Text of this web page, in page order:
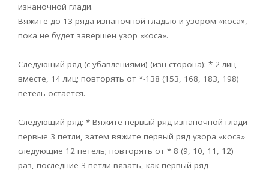
изнаночной глади.
Вяжите до 13 ряда изнаночной гладью и узором «коса»,
пока не будет завершен узор «коса».
Следующий ряд (с убавлениями) (изн сторона): * 2 лиц
вместе, 14 лиц; повторять от *-138 (153, 168, 183, 198)
петель остается.
Следующий ряд: * Вяжите первый ряд изнаночной глади
первые 3 петли, затем вяжите первый ряд узора «коса»
следующие 12 петель; повторять от * 8 (9, 10, 11, 12)
раз, последние 3 петли вязать, как первый ряд